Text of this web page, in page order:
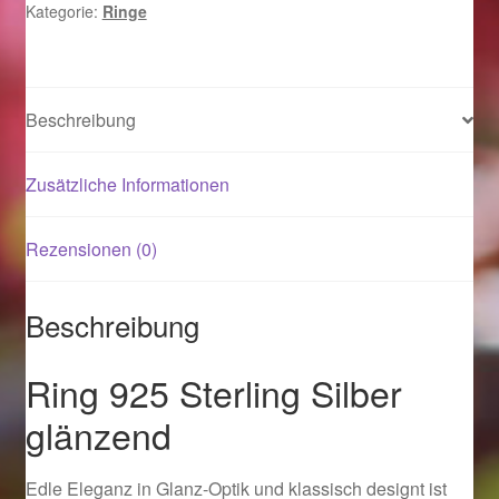
Magisches und Festliches zu Halloween 2022
Mein Konto
Ostergeschenke finden für Ostern 2016
Ostergeschenke finden für Ostern 2017
Kategorie: Ringe
Beschreibung
Zusätzliche Informationen
Rezensionen (0)
Beschreibung
Ring 925 Sterling Silber
glänzend
Edle Eleganz in Glanz-Optik und klassisch designt ist